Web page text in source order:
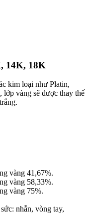
14K, 18K​
kim loại như Platin,
vàng sẽ được thay thế
vàng 41,67%.
vàng 58,33%.
vàng 75%.
nhẫn, vòng tay,